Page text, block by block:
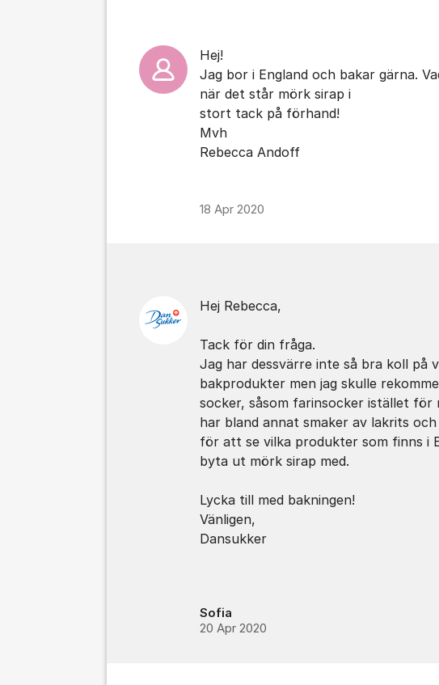
Hej!
Jag bor i England och bakar gärna.
när det står mörk sirap i
stort tack på förhand!
Mvh
Rebecca Andoff
18 Apr 2020
Hej Rebecca,
Tack för din fråga.
Jag har dessvärre inte så bra koll på
bakprodukter men jag skulle
socker, såsom farinsocker istället för
har bland annat smaker av lakrits
för att se vilka produkter som finns i
byta ut mörk sirap med.
Lycka till med bakningen!
Vänligen,
Dansukker
Sofia
20 Apr 2020